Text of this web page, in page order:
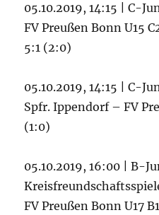
05.10.2019, 14:15 | C-
FV Preußen Bonn U15
5:1 (2:0)
05.10.2019, 14:15 | C-
Spfr. Ippendorf – FV
(1:0)
05.10.2019, 16:00 | B-
FV Preußen Bonn U17